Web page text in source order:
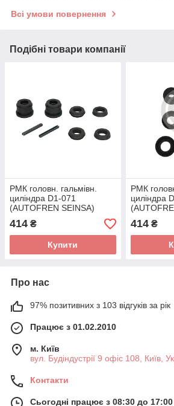
Всі умови повернення
Подібні товари компанії
РМК головн. гальмівн.
циліндра D1-071
(AUTOFREN SEINSA)
414 ₴
Купити
РМК
циліндра
414₴
Про нас
97% позитивних з 103 відгуків за рік
Працює з 01.02.2010
м. Київ
вул. Будіндустрії 9 офіс 108, Київ,
Контакти
Сьогодні працює з 08:30 до 17:00